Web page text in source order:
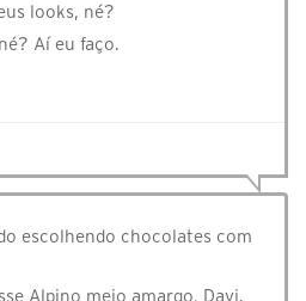
looks, né?
Aí eu faço.
escolhendo chocolates com
Alpino meio amargo, Davi.